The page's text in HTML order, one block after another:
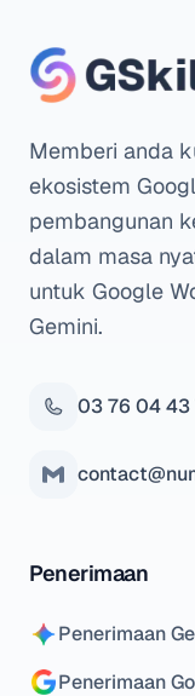
Memberi anda
ekosistem
pembangunan
dalam masa
untuk Google
Gemini.
03 76 04 43
Penerimaan
Penerimaan
Penerimaan